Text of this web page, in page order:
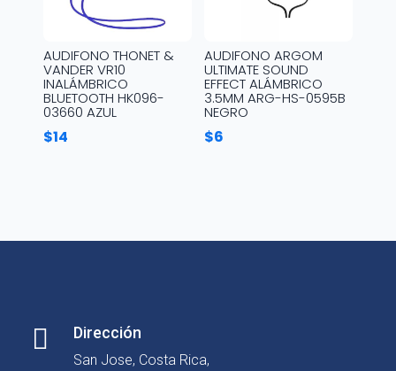
AUDIFONO THONET &
VANDER VR10
INALÁMBRICO
BLUETOOTH HK096-
03660 AZUL
$14
AUDIFONO ARGOM
ULTIMATE SOUND
EFFECT ALÁMBRICO
3.5MM ARG-HS-0595B
NEGRO
$6
 Dirección
San Jose, Costa Rica,